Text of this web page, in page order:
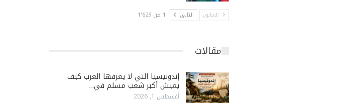
السابق التالي 1 من 1٬629
مقالات
إندونيسيا التي لا يعرفها العرب كيف
يعيش أكبر شعب مسلم في…
أغسطس 1, 2026